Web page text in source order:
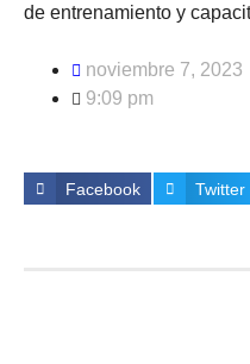
de entrenamiento y
noviembre 7, 2023
9:09 pm
Facebook Twitter